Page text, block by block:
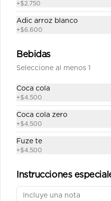
+$2.750
Adic arroz blanco
+$6.600
Bebidas
Seleccione al menos 1
Coca cola
+$4.500
Coca cola zero
+$4.500
Fuze te
+$4.500
Instrucciones